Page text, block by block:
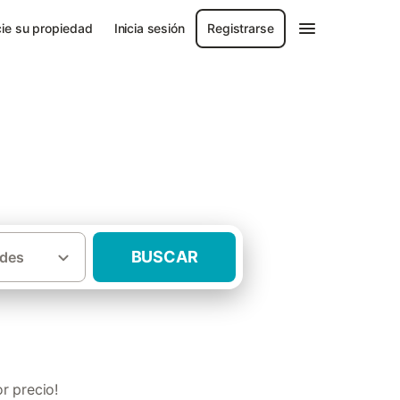
su propiedad Inicia sesión Registrarse
BUSCAR
precio!